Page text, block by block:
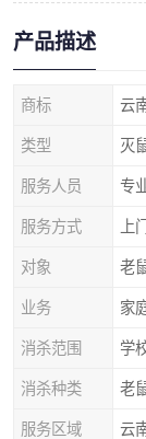
产品描述
商标 云
类型 灭
服务人员 专
服务方式 上
对象 老
业务 家
消杀范围 学
消杀种类 老
服务区域 云